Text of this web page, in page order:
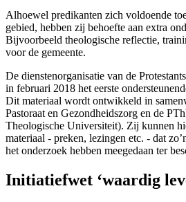
Alhoewel predikanten zich voldoende
gebied, hebben zij behoefte aan extra
Bijvoorbeeld theologische reflectie,
voor de gemeente.
De dienstenorganisatie van de
in februari 2018 het eerste
Dit materiaal wordt ontwikkeld in
Pastoraat en Gezondheidszorg en de
Theologische Universiteit). Zij kunnen
materiaal - preken, lezingen etc. - dat
het onderzoek hebben meegedaan ter
Initiatiefwet ‘waardig